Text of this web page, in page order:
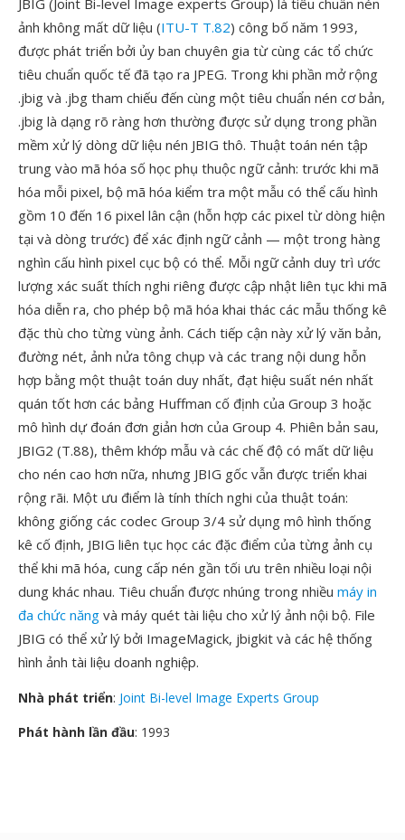
JBIG (Joint Bi-level Image experts Group) là tiêu chuẩn nén
ảnh không mất dữ liệu (ITU-T T.82) công bố năm 1993,
được phát triển bởi ủy ban chuyên gia từ cùng các tổ chức
tiêu chuẩn quốc tế đã tạo ra JPEG. Trong khi phần mở rộng
.jbig và .jbg tham chiếu đến cùng một tiêu chuẩn nén cơ bản,
.jbig là dạng rõ ràng hơn thường được sử dụng trong phần
mềm xử lý dòng dữ liệu nén JBIG thô. Thuật toán nén tập
trung vào mã hóa số học phụ thuộc ngữ cảnh: trước khi mã
hóa mỗi pixel, bộ mã hóa kiểm tra một mẫu có thể cấu hình
gồm 10 đến 16 pixel lân cận (hỗn hợp các pixel từ dòng hiện
tại và dòng trước) để xác định ngữ cảnh — một trong hàng
nghìn cấu hình pixel cục bộ có thể. Mỗi ngữ cảnh duy trì ước
lượng xác suất thích nghi riêng được cập nhật liên tục khi mã
hóa diễn ra, cho phép bộ mã hóa khai thác các mẫu thống kê
đặc thù cho từng vùng ảnh. Cách tiếp cận này xử lý văn bản,
đường nét, ảnh nửa tông chụp và các trang nội dung hỗn
hợp bằng một thuật toán duy nhất, đạt hiệu suất nén nhất
quán tốt hơn các bảng Huffman cố định của Group 3 hoặc
mô hình dự đoán đơn giản hơn của Group 4. Phiên bản sau,
JBIG2 (T.88), thêm khớp mẫu và các chế độ có mất dữ liệu
cho nén cao hơn nữa, nhưng JBIG gốc vẫn được triển khai
rộng rãi. Một ưu điểm là tính thích nghi của thuật toán:
không giống các codec Group 3/4 sử dụng mô hình thống
kê cố định, JBIG liên tục học các đặc điểm của từng ảnh cụ
thể khi mã hóa, cung cấp nén gần tối ưu trên nhiều loại nội
dung khác nhau. Tiêu chuẩn được nhúng trong nhiều máy in
đa chức năng và máy quét tài liệu cho xử lý ảnh nội bộ. File
JBIG có thể xử lý bởi ImageMagick, jbigkit và các hệ thống
hình ảnh tài liệu doanh nghiệp.
Nhà phát triển: Joint Bi-level Image Experts Group
Phát hành lần đầu: 1993